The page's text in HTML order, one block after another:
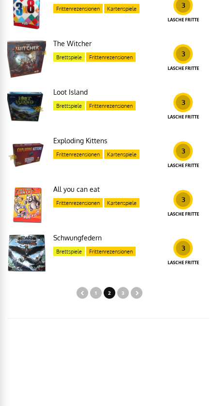
3
LASCHE FRITTE
Frittenrezensionen Kartenspiele
3
LASCHE FRITTE
The Witcher
Brettspiele Frittenrezensionen
3
LASCHE FRITTE
Loot Island
Brettspiele Frittenrezensionen
3
LASCHE FRITTE
Exploding Kittens
Frittenrezensionen Kartenspiele
3
LASCHE FRITTE
All you can eat
Frittenrezensionen Kartenspiele
3
LASCHE FRITTE
Schwungfedern
Brettspiele Frittenrezensionen
1 2 3